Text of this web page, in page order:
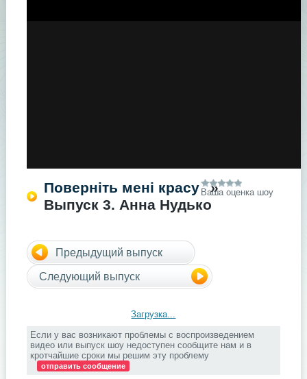
Поверніть мені красу
»
Выпуск 3. Анна Нудько
Ваша оценка шоу
Предыдущий выпуск
Следующий выпуск
Загрузка...
Если у вас возникают проблемы с воспроизведением
видео или выпуск шоу недоступен сообщите нам и в
кротчайшие сроки мы решим эту проблему
отправить сообщение